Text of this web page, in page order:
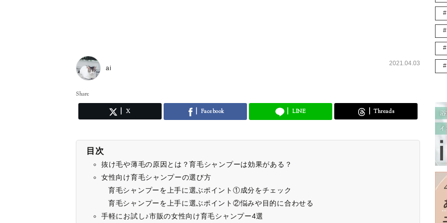
ai
2021.04.03
Share
X Facebook LINE Threads
目次
抜け毛や薄毛の原因とは？育毛シャンプーは効果がある？
女性向け育毛シャンプーの選び方
育毛シャンプーを上手に選ぶポイント①成分をチェック
育毛シャンプーを上手に選ぶポイント②悩みや目的に合わせる
手軽にお試し♪市販の女性向け育毛シャンプー4選